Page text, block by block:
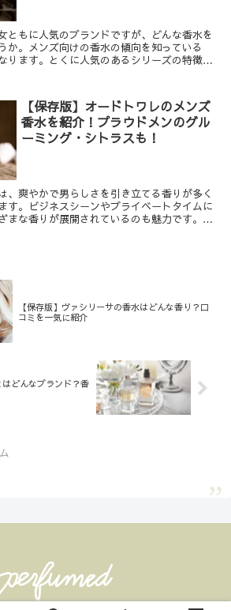
ともに人気のブランドですが、どんな香水を
か。メンズ向けの香水の傾向を知っている
ります。とくに人気のあるシリーズの特徴を
【保存版】オードトワレのメンズ
香水を紹介！プラウドメンのグル
ーミング・シトラスも！
、爽やかで男らしさを引き立てる香りが多く
す。ビジネスシーンやプライベートタイムに
まな香りが展開されているのも魅力です。
【保存版】ヴァシリーサの香水はどんな香り？口
コミを一気に紹介
はどんなブランド？香